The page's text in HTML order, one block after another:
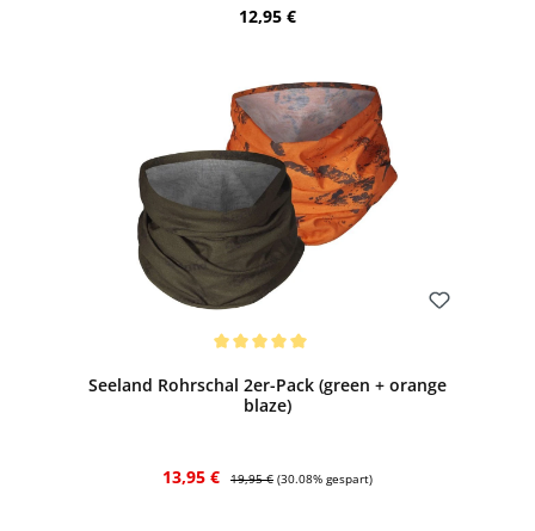
Regulärer Preis:
12,95 €
Seeland Rohrschal 2er-Pack (green + orange
blaze)
Verkaufspreis:
13,95 € Regulärer Preis:
19,95 € (30.08% gespart)